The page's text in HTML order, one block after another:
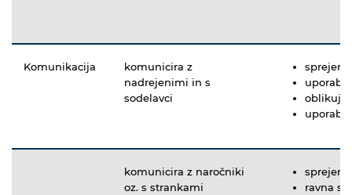
Komunikacija
komunicira z
nadrejenimi in s
sodelavci
oblikuje
uporabi
komunicira z naročniki
oz. s strankami
ravna